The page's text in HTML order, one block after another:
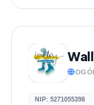
NIP: 5271055398